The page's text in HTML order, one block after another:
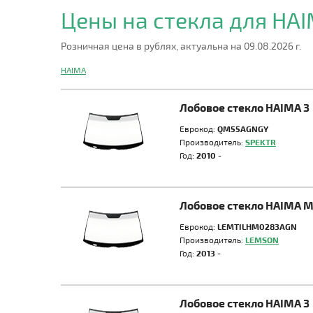
Цены на стекла для
Розничная цена в рублях, актуальна на 09.08.2026 г.
HAIMA
Лобовое стекло HAIMA 3
Еврокод: QM55AGNGY
Производитель: SPEKTR
Год: 2010 -
Лобовое стекло HAIMA
Еврокод: LEMTILHM0283AGN
Производитель: LEMSON
Год: 2013 -
Лобовое стекло HAIMA 3